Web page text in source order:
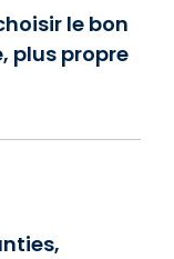
le bon
plus propre